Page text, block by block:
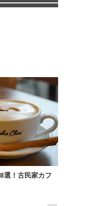
選！古民家カフ